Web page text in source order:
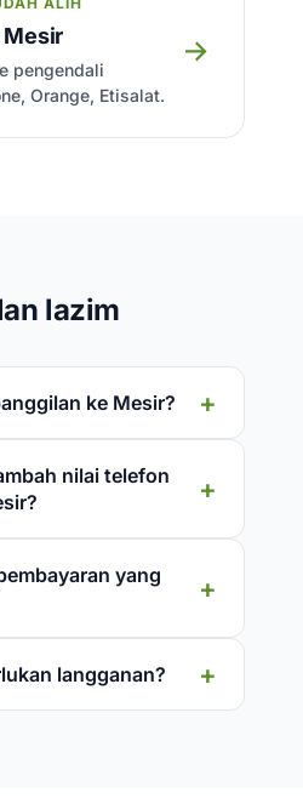
Mesir
pengendali
Orange, Etisalat.
→
lazim
ke Mesir?
nilai telefon
yang
langganan?